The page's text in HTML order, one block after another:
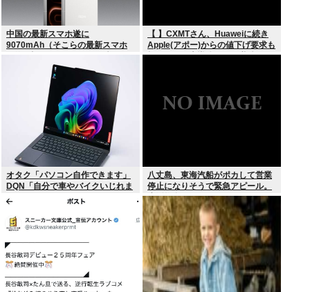
中国の最新スマホ遂に
9070mAh（そこらの最新スマホ
の約2倍）のバッテリーを積んで
【 】CXMTさん、Huaweiに続き
Apple(アポー)からの値下げ要求も
拒否！！！半導体バボー継続
オタク「パソコン自作できます」
DQN「自分で車やバイクいじれま
す」
八丈島、東海汽船がポカして営業
停止になりそうで緊急アピール。
生活物資が届かなくなるかも。ア
シタバ以外に食うものがねえ